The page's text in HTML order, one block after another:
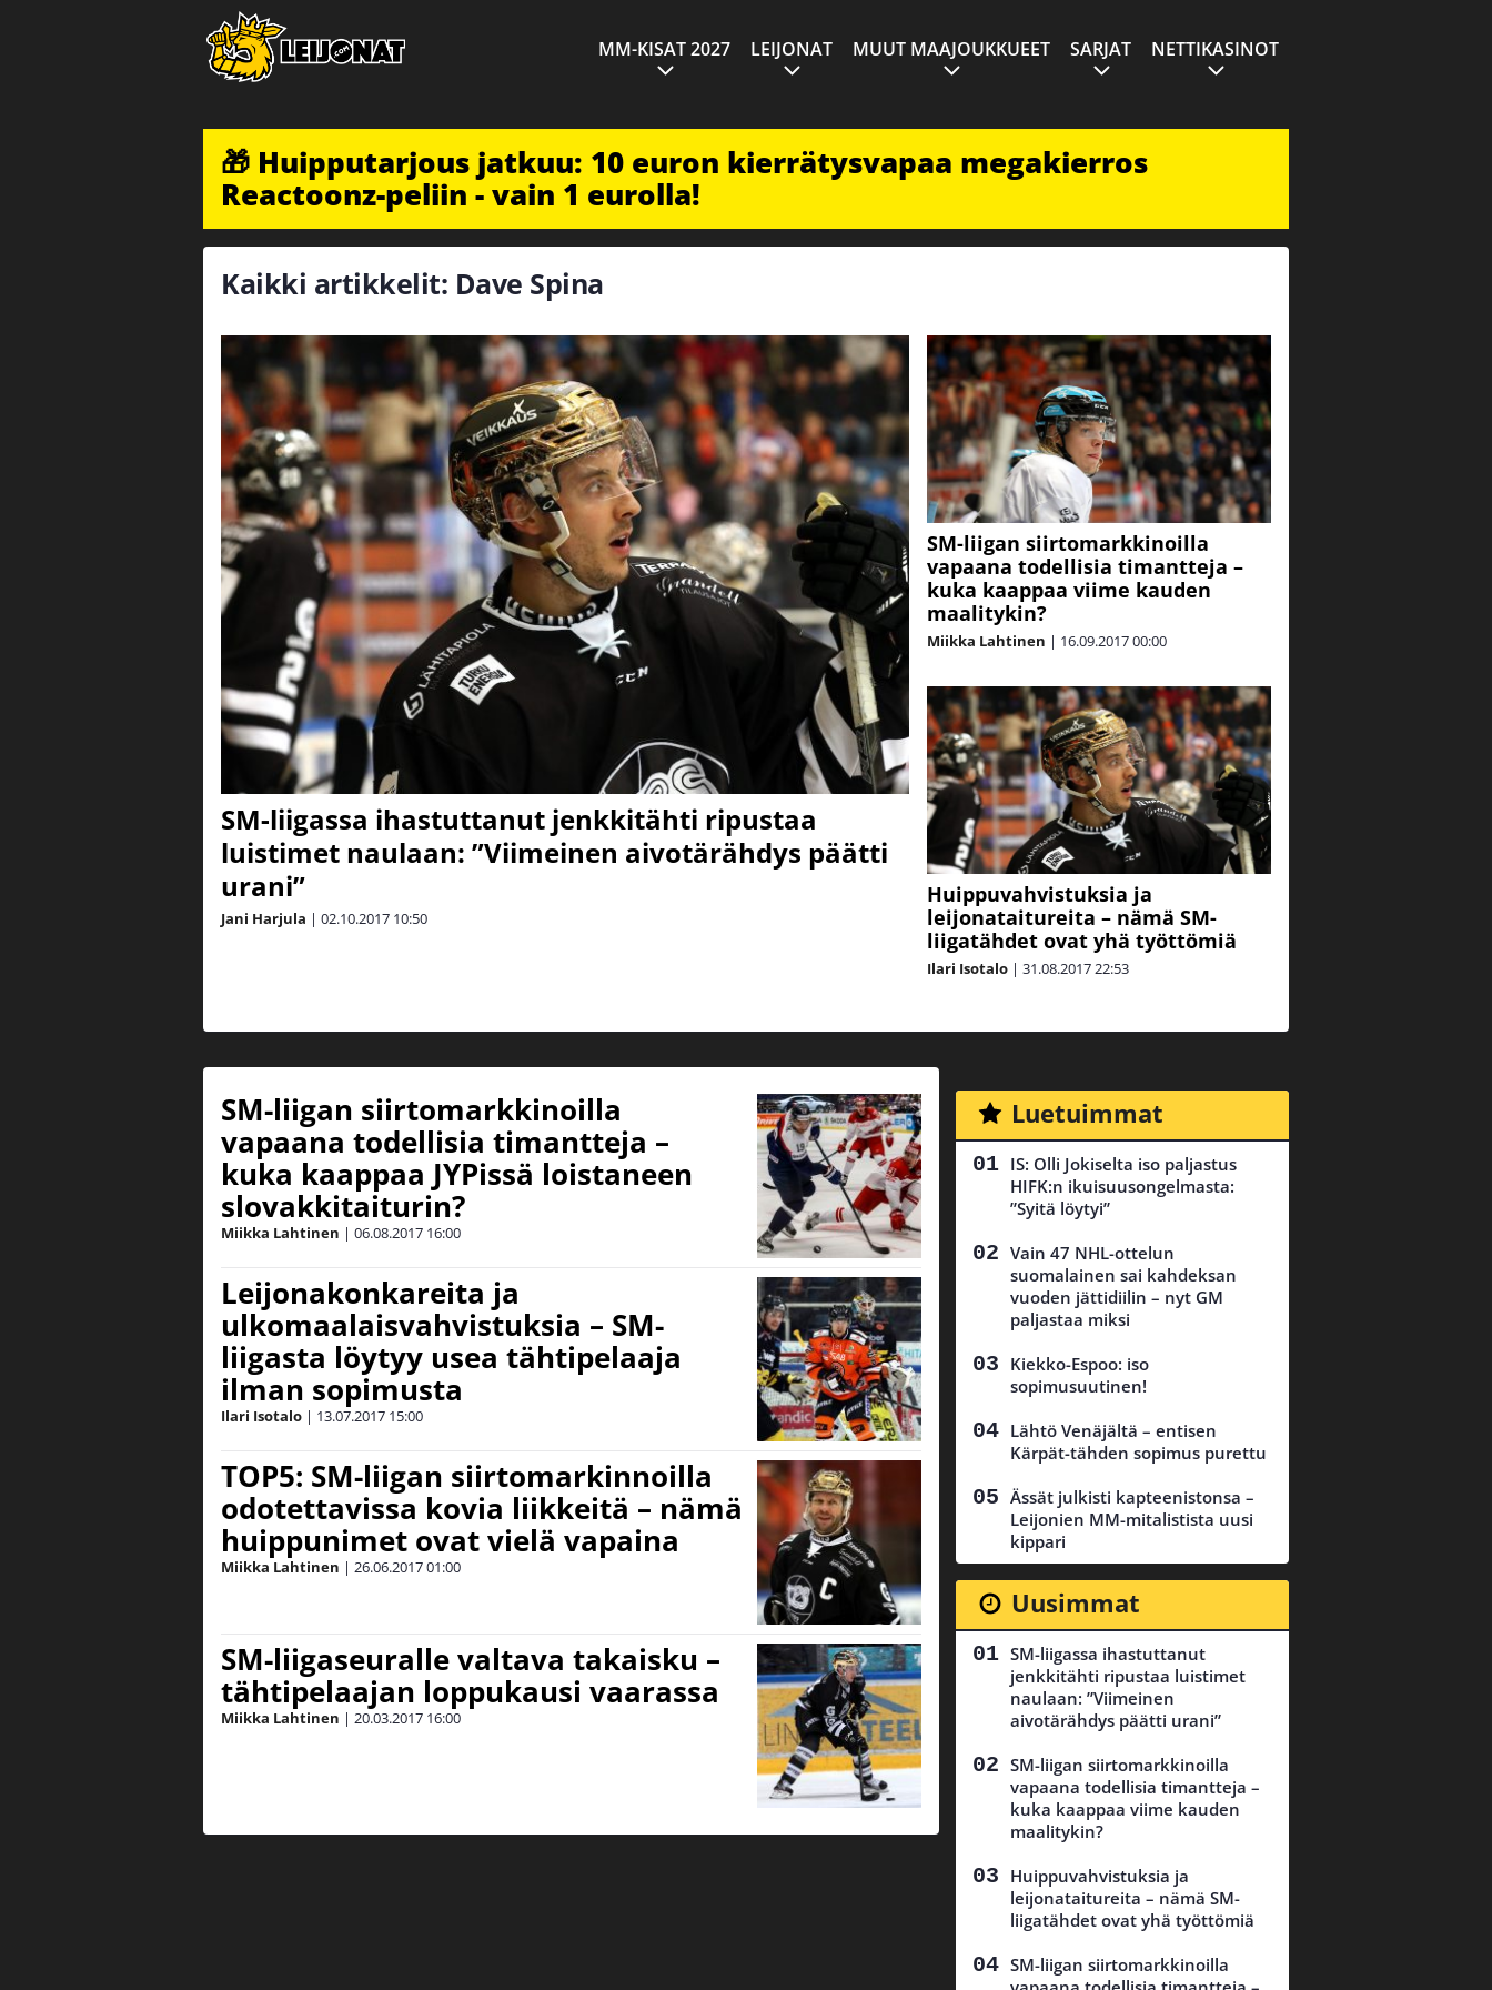
MM-KISAT 2027 LEIJONAT MUUT MAAJOUKKUEET SARJAT NETTIKASINOT
🎁 Huipputarjous jatkuu: 10 euron kierrätysvapaa megakierros
Reactoonz-peliin - vain 1 eurolla!
Kaikki artikkelit: Dave Spina
SM-liigassa ihastuttanut jenkkitähti ripustaa
luistimet naulaan: ”Viimeinen aivotärähdys päätti
urani”
Jani Harjula | 02.10.2017 10:50
SM-liigan siirtomarkkinoilla
vapaana todellisia timantteja –
kuka kaappaa viime kauden
maalitykin?
Miikka Lahtinen | 16.09.201700:00
Huippuvahvistuksia ja
leijonataitureita – nämä SM-
liigatähdet ovat yhä työttömiä
Ilari Isotalo | 31.08.201722:53
SM-liigan siirtomarkkinoilla
vapaana todellisia timantteja –
kuka kaappaa JYPissä loistaneen
slovakkitaiturin?
Miikka Lahtinen | 06.08.2017 16:00
Leijonakonkareita ja
ulkomaalaisvahvistuksia – SM-
liigasta löytyy usea tähtipelaaja
ilman sopimusta
Ilari Isotalo | 13.07.2017 15:00
TOP5: SM-liigan siirtomarkinnoilla
odotettavissa kovia liikkeitä – nämä
huippunimet ovat vielä vapaina
Miikka Lahtinen | 26.06.201701:00
SM-liigaseuralle valtava takaisku –
tähtipelaajan loppukausi vaarassa
Miikka Lahtinen | 20.03.2017 16:00
Luetuimmat
IS: Olli Jokiselta iso paljastus
HIFK:n ikuisuusongelmasta:
”Syitä löytyi”
Vain 47 NHL-ottelun
suomalainen sai kahdeksan
vuoden jättidiilin – nyt GM
paljastaa miksi
Kiekko-Espoo: iso
sopimusuutinen!
Lähtö Venäjältä – entisen
Kärpät-tähden sopimus purettu
Ässät julkisti kapteenistonsa –
Leijonien MM-mitalistista uusi
kippari
Uusimmat
SM-liigassa ihastuttanut
jenkkitähti ripustaa luistimet
naulaan: ”Viimeinen
aivotärähdys päätti urani”
SM-liigan siirtomarkkinoilla
vapaana todellisia timantteja –
kuka kaappaa viime kauden
maalitykin?
Huippuvahvistuksia ja
leijonataitureita – nämä SM-
liigatähdet ovat yhä työttömiä
SM-liigan siirtomarkkinoilla